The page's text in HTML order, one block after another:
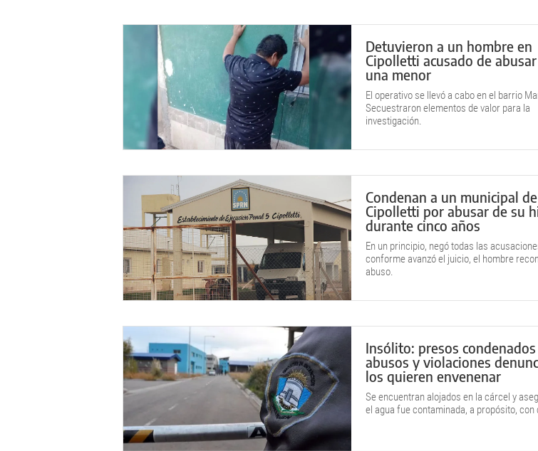
Detuvieron a un hombre en
Cipolletti acusado de
una menor
El operativo se llevó a cabo en el barrio
Secuestraron elementos de valor para la
investigación.
Condenan a un municipal de
Cipolletti por abusar de su
durante cinco años
En un principio, negó todas las
conforme avanzó el juicio, el hombre
abuso.
Insólito: presos
abusos y violaciones
los quieren envenenar
Se encuentran alojados en la cárcel y
el agua fue contaminada, a propósito, con